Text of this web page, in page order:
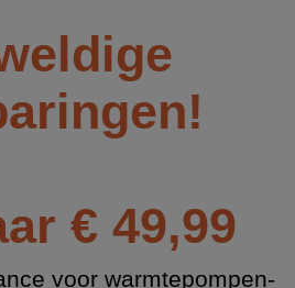
€ 49,99
voor warmtepompen-